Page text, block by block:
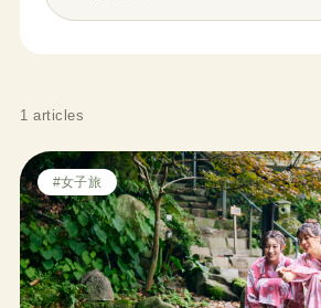
1 articles
#女子旅